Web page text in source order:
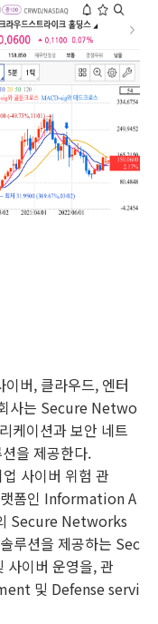
버, 클라우드, 엔터
사는 Secure Netwo
케이션과 보안 네트
을 제공한다.
사이버 위험 관
랫폼인 Information A
Secure Networks
루션을 제공하는 Sec
이버 운영을, 관
및 Defense servi